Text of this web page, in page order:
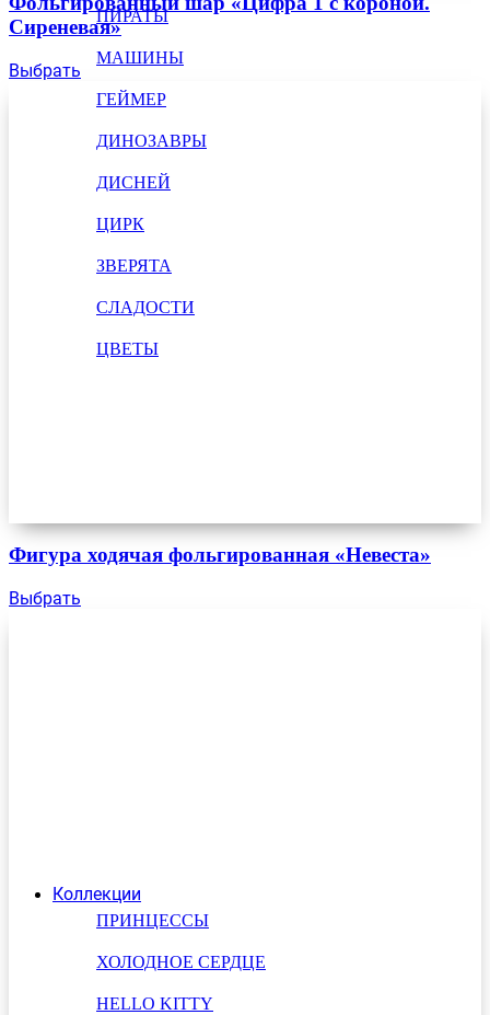
ПИРАТЫ
МАШИНЫ
ГЕЙМЕР
ДИНОЗАВРЫ
ДИСНЕЙ
ЦИРК
ЗВЕРЯТА
СЛАДОСТИ
ЦВЕТЫ
Коллекции
ПРИНЦЕССЫ
ХОЛОДНОЕ СЕРДЦЕ
HELLO KITTY
Сиреневая»
Выбрать
Фигура ходячая фольгированная «Невеста»
Выбрать